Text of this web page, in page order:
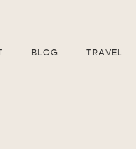
BLOG TRAVEL